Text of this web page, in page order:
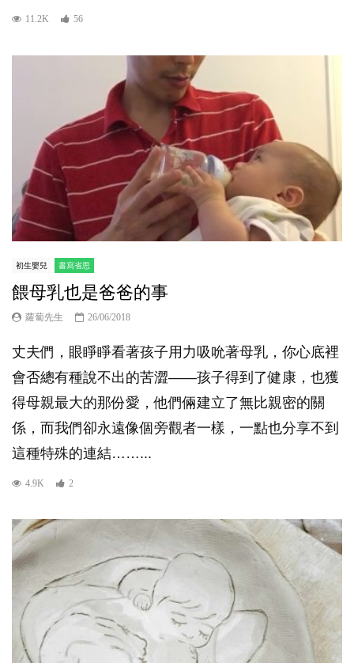
11.2K 56
初生嬰兒 書寫省思
餵母乳也是爸爸的事
蘿蔔先生 26/06/2018
丈夫們，眼睜睜看著孩子用力吸吮著母乳，你心底裡
會否總有種說不出的苦澀——孩子得到了健康，也獲
得母親最大的那份愛，他們倆建立了無比親密的關
係，而我們卻永遠像個旁觀者一樣，一點也分享不到
這種特殊的連結……...
4.9K 2